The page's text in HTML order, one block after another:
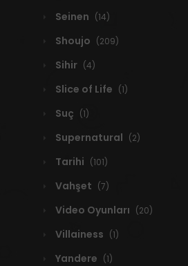
Seinen (14)
Shoujo (209)
Sihir (4)
Slice of Life (1)
Suç (1)
Supernatural (2)
Tarihi (101)
Vahşet (7)
Video Oyunları (20)
Villainess (1)
Yandere (1)